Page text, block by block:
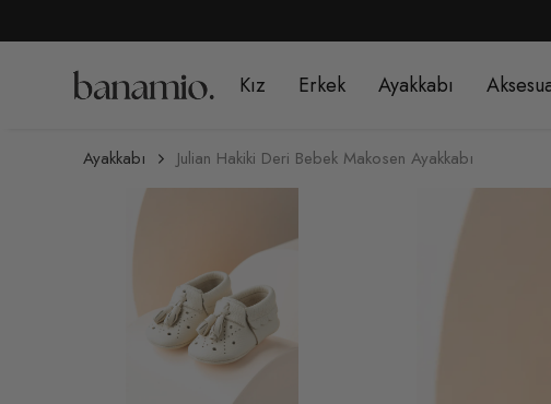
Kız Erkek Ayakkabı
Ayakkabı Julian Hakiki Deri Bebek Makosen Ayakkabı